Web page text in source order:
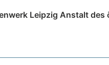
Leipzig Anstalt des